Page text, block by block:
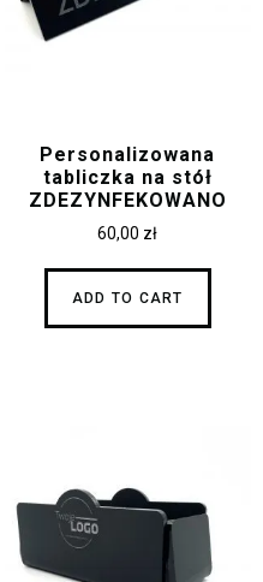
Personalizowana
tabliczka na stół
ZDEZYNFEKOWANO
60,00 zł
ADD TO CART